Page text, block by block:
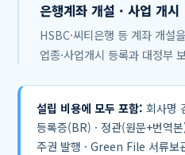
은행계좌 개설 · 사업 개시
HSBC·씨티은행 등 계좌 개설
업종·사업개시 등록과 대정부
설립 비용에 모두 포함: 회사명
등록증(BR) · 정관(원문+번역
주권 발행 · Green File 서류보